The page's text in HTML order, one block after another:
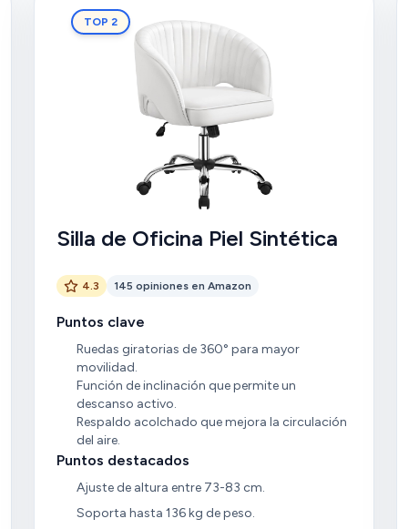
TOP 2
Silla de Oficina Piel Sintética
4.3 145 opiniones en Amazon
Puntos clave
Ruedas giratorias de 360° para mayor
movilidad.
Función de inclinación que permite un
descanso activo.
Respaldo acolchado que mejora la circulación
del aire.
Puntos destacados
Ajuste de altura entre 73-83 cm.
Soporta hasta 136 kg de peso.